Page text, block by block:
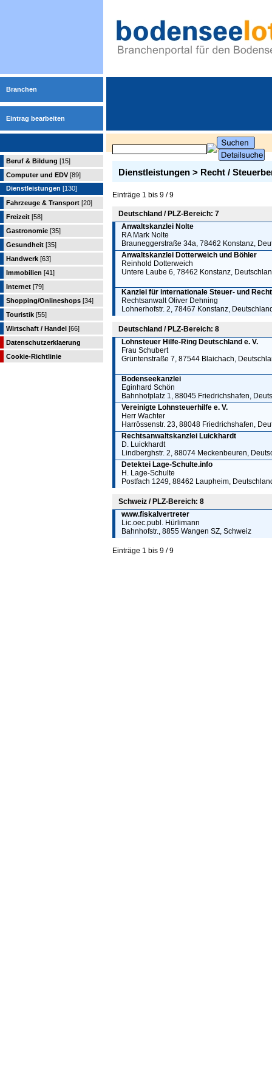
Branchen
Eintrag bearbeiten
Beruf & Bildung [15]
Computer und EDV [89]
Dienstleistungen [130]
Fahrzeuge & Transport [20]
Freizeit [58]
Gastronomie [35]
Gesundheit [35]
Handwerk [63]
Immobilien [41]
Internet [79]
Shopping/Onlineshops [34]
Touristik [55]
Wirtschaft / Handel [66]
Datenschutzerklaerung
Cookie-Richtlinie
Dienstleistungen > Recht /
Einträge 1 bis 9 / 9
Deutschland / PLZ-Bereich: 7
Anwaltskanzlei Nolte
RA Mark Nolte
Brauneggerstraße 34a, 78462 Konstanz,
Anwaltskanzlei Dotterweich und Böhler
Reinhold Dotterweich
Untere Laube 6, 78462 Konstanz,
Kanzlei für internationale Steuer- und
Rechtsanwalt Oliver Dehning
Lohnerhofstr. 2, 78467 Konstanz,
Deutschland / PLZ-Bereich: 8
Lohnsteuer Hilfe-Ring Deutschland e. V.
Frau Schubert
Grüntenstraße 7, 87544 Blaichach,
Bodenseekanzlei
Eginhard Schön
Bahnhofplatz 1, 88045 Friedrichshafen,
Vereinigte Lohnsteuerhilfe e. V.
Herr Wachter
Harrössenstr. 23, 88048 Friedrichshafen,
Rechtsanwaltskanzlei Luickhardt
D. Luickhardt
Lindberghstr. 2, 88074 Meckenbeuren,
Detektei Lage-Schulte.info
H. Lage-Schulte
Postfach 1249, 88462 Laupheim,
Schweiz / PLZ-Bereich: 8
www.fiskalvertreter
Lic.oec.publ. Hürlimann
Bahnhofstr., 8855 Wangen SZ, Schweiz
Einträge 1 bis 9 / 9